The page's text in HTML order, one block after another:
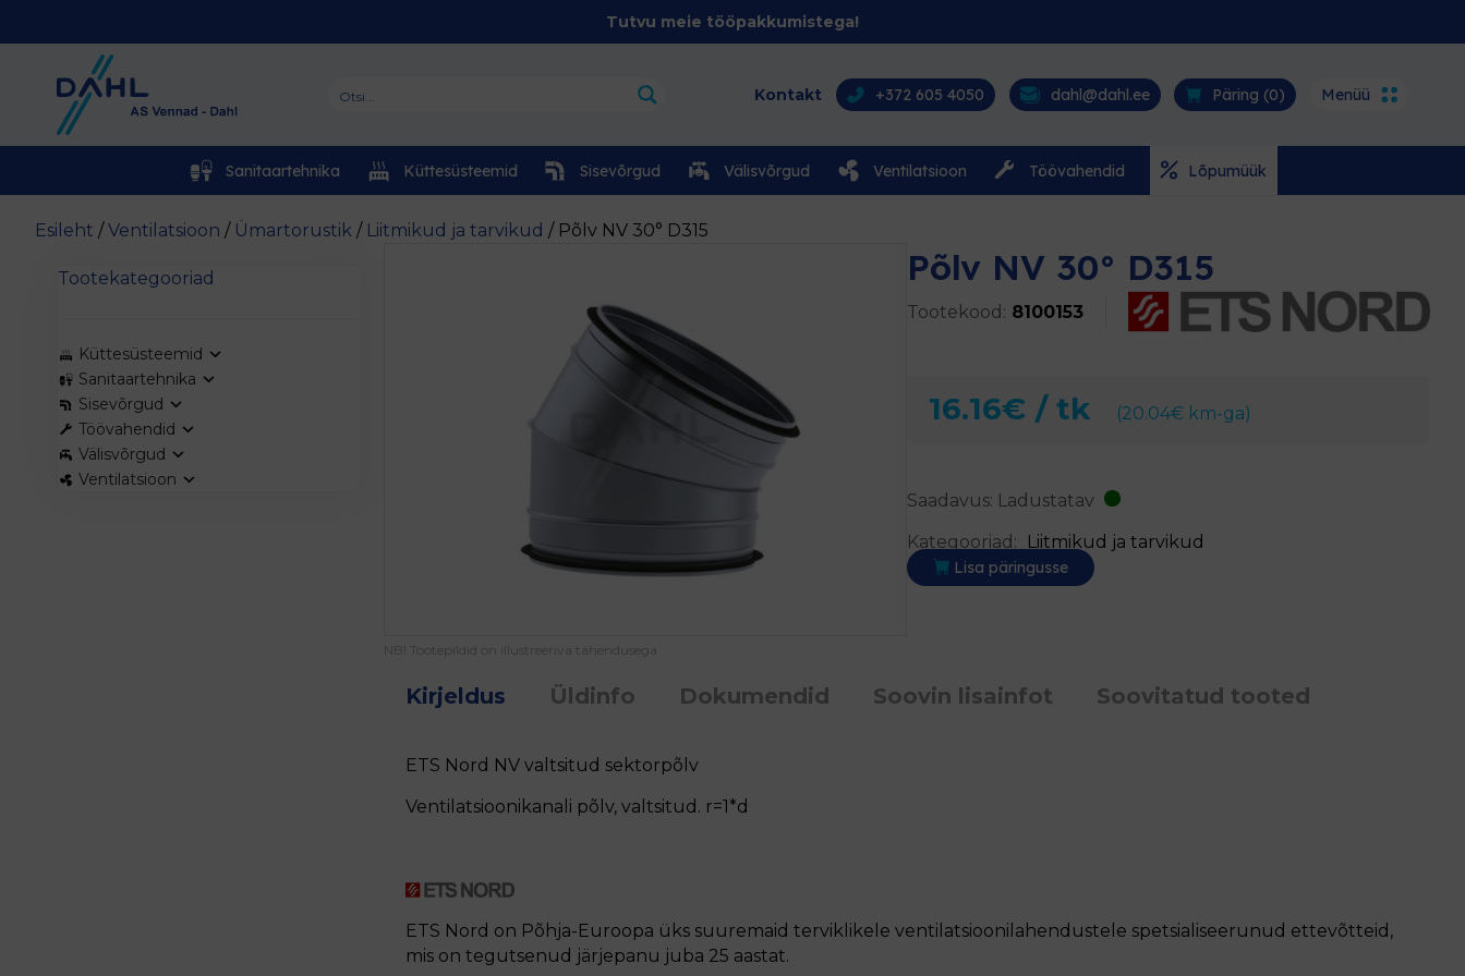
Tutvu meie tööpakkumistega!
Kontakt +372 605 4050 dahl@dahl.ee Päring (0) Menüü
Sanitaartehnika Küttesüsteemid Sisevõrgud Välisvõrgud Ventilatsioon Töövahendid Lõpumüük
Esileht /Ventilatsioon / Ümartorustik / Liitmikud ja tarvikud / Põlv NV 30° D315
Tootekategooriad
Küttesüsteemid
Sanitaartehnika
Sisevõrgud
Töövahendid
Välisvõrgud
Ventilatsioon
NB! Tootepildid on illustreeriva tähendusega
Põlv NV 30° D315
Tootekood: 8100153
16.16€ / tk (20.04€ km-ga)
Saadavus: Ladustatav
Kategooriad:
Liitmikud ja tarvikud
Lisa päringusse
Kirjeldus Üldinfo Dokumendid Soovin lisainfot Soovitatud tooted
ETS Nord NV valtsitud sektorpõlv
Ventilatsioonikanali põlv, valtsitud. r=1*d
ETS Nord on Põhja-Euroopa üks suuremaid terviklikele ventilatsioonilahendustele spetsialiseerunud ettevõtteid,
mis on tegutsenud järjepanu juba 25 aastat.